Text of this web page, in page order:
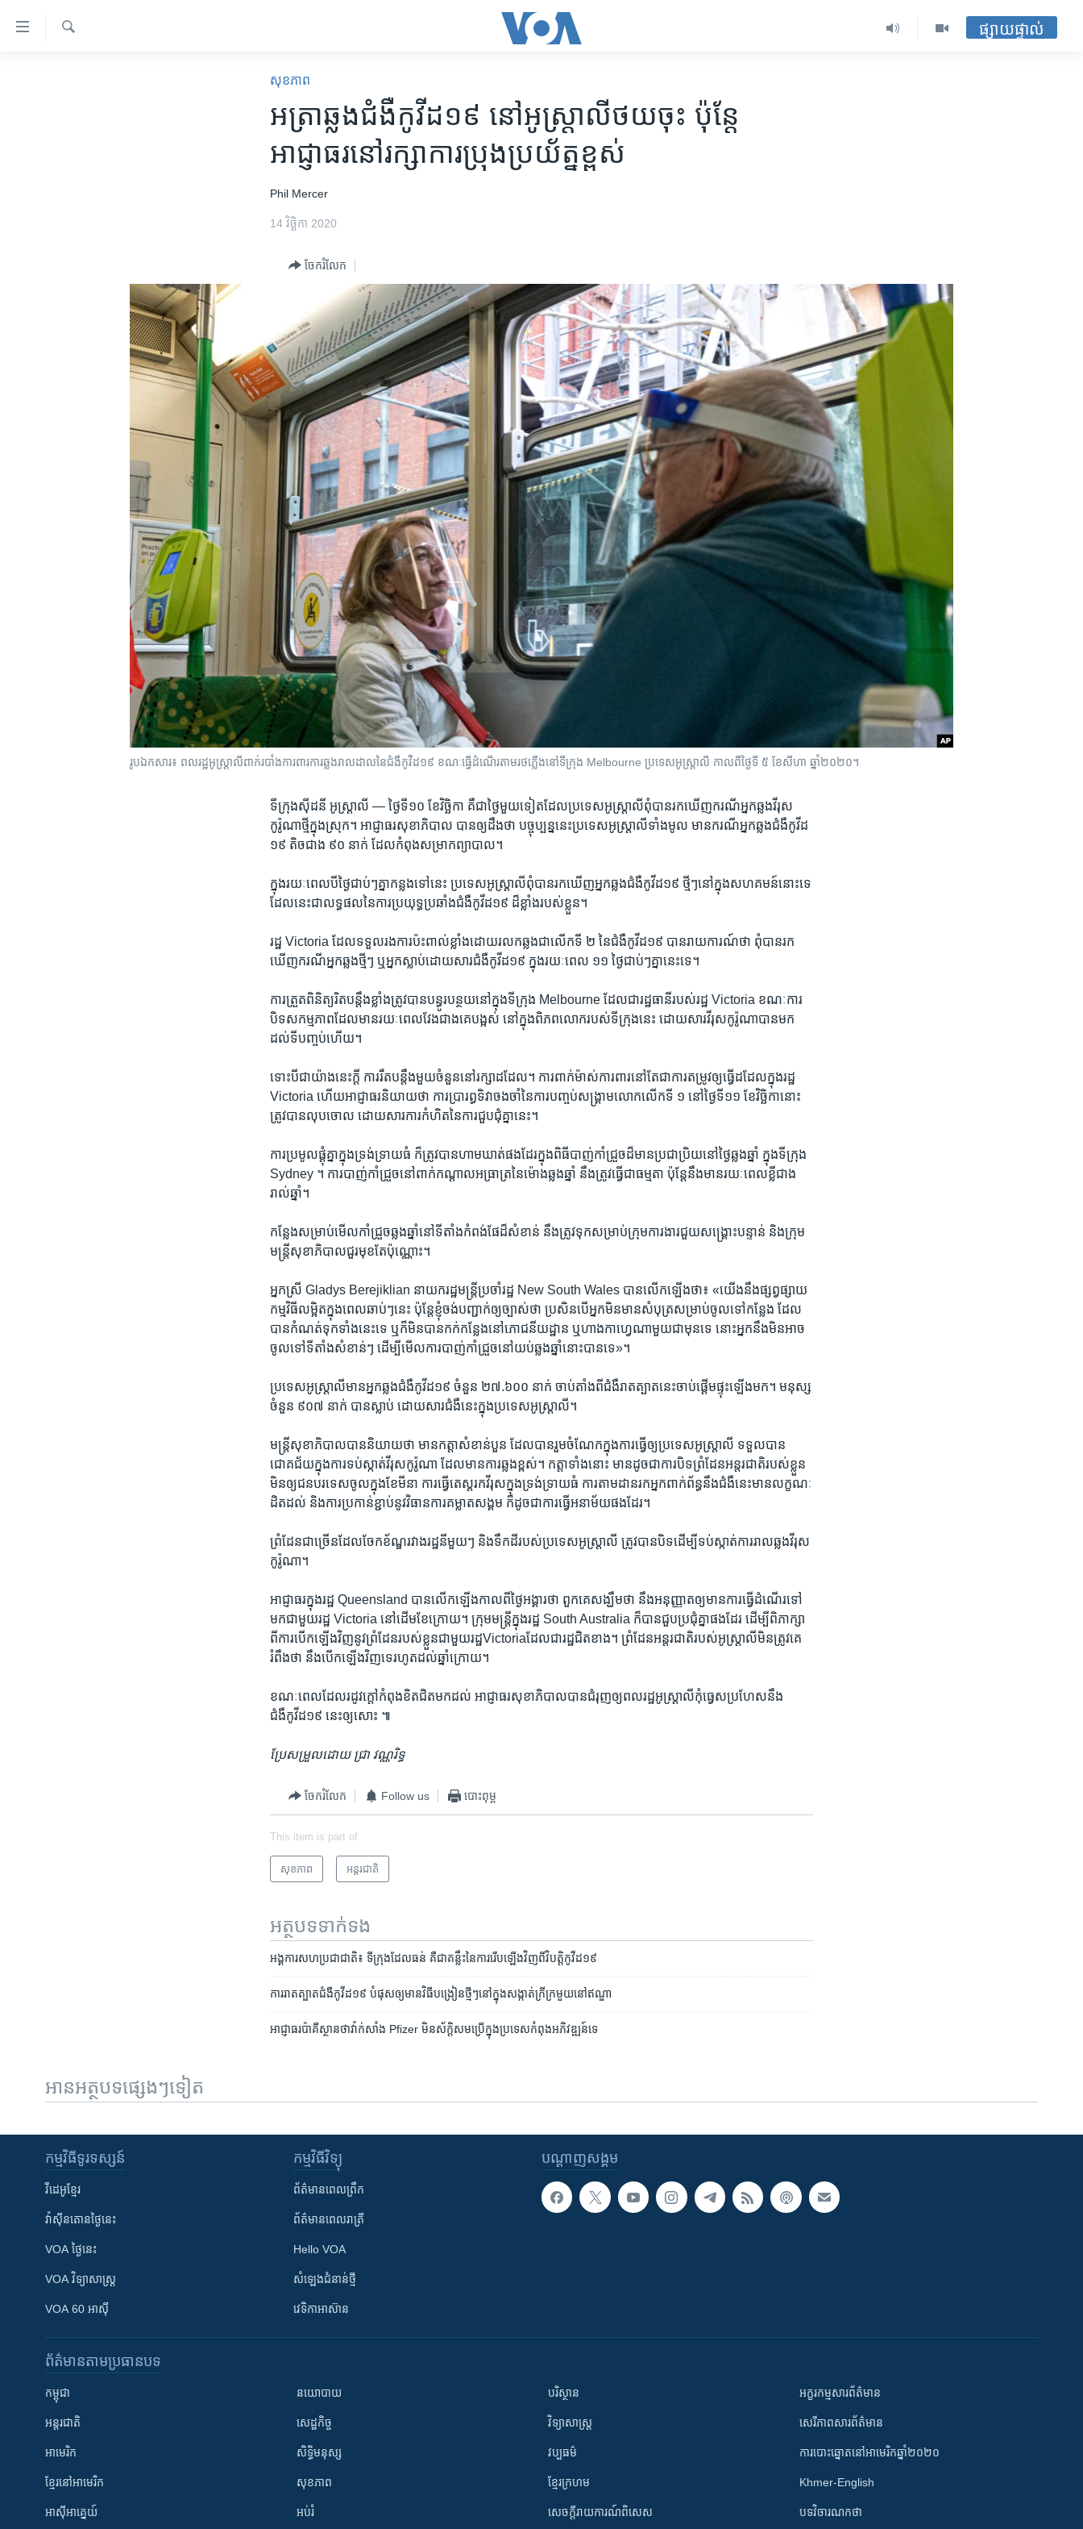
ទៅ​
ផ្សាយផ្ទាល់
សុខភាព
អត្រា​ឆ្លង​ជំងឺ​កូវីដ​១៩​ នៅ​អូស្រ្តាលី​ថយ​ចុះ​ ប៉ុន្តែ​
អាជ្ញាធរ​​នៅ​​រក្សា​ការ​ប្រុង​ប្រយ័ត្ន​​​ខ្ពស់
Phil Mercer
14 វិច្ឆិកា 2020
ចែករំលែក
រូបឯកសារ៖ ពលរដ្ឋអូស្ត្រាលីពាក់របាំងការពារការឆ្លងរាលដាលនៃជំងឺកូវីដ១៩ ខណៈធ្វើដំណើរតាមរថភ្លើងនៅទីក្រុង Melbourne ប្រទេសអូស្ត្រាលី កាលពីថ្ងៃទី ៥ ខែសីហា ឆ្នាំ២០២០។
ទីក្រុងស៊ីដនី អូស្ត្រាលី —ថ្ងៃទី១០ ខែវិច្ឆិកា គឺ​ជា​ថ្ងៃ​មួយ​ទៀត​ដែល​ប្រទេស​អូស្ត្រាលី​ពុំ​បាន​រក​ឃើញករណីអ្នក​ឆ្លងវីរុស​
កូរ៉ូណា​ថ្មីក្នុង​ស្រុក​។ អាជ្ញា​ធរ​សុខាភិបាល​ បាន​ឲ្យ​ដឹង​ថា​ បច្ចុប្បន្ន​នេះ​ប្រទេស​អូស្ត្រាលី​ទាំង​មូល​ មាន​ករណី​អ្នក​ឆ្លង​ជំងឺ​កូវីដ​
១៩ ​តិច​ជាង ​៩០ នាក់ ដែល​កំពុង​សម្រាក​ព្យាបាល។
ក្នុង​រយៈ​ពេល​បីថ្ងៃ​ជាប់ៗ​គ្នាកន្លង​ទៅ​នេះ​ ប្រទេស​អូស្ត្រាលី​ពុំ​បាន​រក​ឃើញ​អ្នក​ឆ្លង​ជំងឺ​កូវីដ​១៩ ​ថ្មី​ៗ​នៅ​ក្នុង​សហគមន៍​នោះ​ទេ​
ដែល​នេះ​ជា​លទ្ធផល​នៃការ​ប្រយុទ្ធ​ប្រឆាំង​ជំងឺ​កូវីដ​១៩ ​ដ៏​ខ្លាំង​របស់​ខ្លួន​។ ​
រដ្ឋ Victoria ដែល​ទទួលរងការ​ប៉ះ​ពាល់​ខ្លាំង​ដោយ​រលក​ឆ្លង​ជា​លើក​ទី ២ ​នៃ​ជំងឺ​កូវីដ​១៩ ​បានរាយការណ៍​ថា ​ពុំ​បាន​រក​
ឃើញ​ករណី​អ្នក​ឆ្លង​ថ្មីៗ​ ឬ​អ្នក​ស្លាប់ដោយ​សារជំងឺ​កូវីដ​១៩ ក្នុង​រយៈ​ពេល ​១១ ​ថ្ងៃ​ជាប់ៗ​គ្នា​នេះ​ទេ។
ការ​ត្រួត​ពិនិត្យ​រិត​បន្តឹងខ្លាំង​ត្រូវ​បាន​បន្ធូរបន្ថយ​នៅ​ក្នុង​ទី​ក្រុង Melbourne ដែល​ជា​រដ្ឋធានី​របស់​រដ្ឋ Victoria ខណៈ​ការ​
បិទ​សកម្មភាពដែល​មាន​រយៈ​ពេល​វែង​ជា​ង​គេ​បង្អស់ ​នៅ​ក្នុង​ពិភព​លោក​របស់​ទី​ក្រុង​នេះ​ ដោយ​សារ​វីរុស​កូរ៉ូណាបាន​មក​
ដល់​ទី​បញ្ចប់​ហើយ​។​
ទោះ​បី​ជា​យ៉ាង​នេះ​ក្តី​ ការ​រឹត​បន្តឹង​មួយ​ចំនួន​នៅ​រក្សា​ដដែល​។​ ការពាក់​ម៉ាស់​ការ​ពារ​នៅ​តែ​ជាការ​តម្រូវ​ឲ្យ​ធ្វើ​ដដែល​ក្នុង​រដ្ឋ​
Victoria​ ហើយ​អាជ្ញា​ធរ​និយាយ​ថា​ ការ​ប្រារព្ធ​ទិវា​ចងចាំនៃ​ការ​បញ្ចប់សង្គ្រាម​លោក​លើក​ទី ​១ នៅ​ថ្ងៃ​ទី១១​ ខែ​វិច្ឆិកា​នោះ
ត្រូវ​បាន​លុប​ចោល ​ដោយ​សារ​ការ​កំហិត​នៃ​ការ​ជួប​ជុំ​គ្នា​នេះ​។​
ការ​ប្រមូល​ផ្តុំ​គ្នា​ក្នុង​ទ្រង់​ទ្រាយ​ធំ​ ក៏​ត្រូវ​បាន​ហាម​ឃាត់​ផង​ដែរ​ក្នុងពិធី​បាញ់​កាំ​ជ្រួច​ដ៏មាន​ប្រជា​ប្រិយ​នៅ​ថ្ងៃ​ឆ្លង​ឆ្នាំ​ ក្នុង​ទី​ក្រុង
Sydney ។ ការ​បាញ់​កាំជ្រួ​ចនៅ​ពាក់​កណ្តាល​អធ្រាត្រ​នៃ​ម៉ោង​ឆ្លង​ឆ្នាំ នឹង​ត្រូវធ្វើជា​ធម្មតា ​ប៉ុន្តែនឹងមាន​រយៈ​ពេល​ខ្លី​ជាង​
រាល់​ឆ្នាំ។
កន្លែង​សម្រាប់​មើល​កាំជ្រួច​ឆ្លង​ឆ្នាំ​នៅទី​តាំង​កំពង់​ផែ​ដ៏​សំខាន់​ នឹង​ត្រូវ​ទុកសម្រាប់​ក្រុម​ការងារ​ជួយ​សង្គ្រោះ​បន្ទាន់ ​និង​ក្រុម​
មន្ត្រី​សុខាភិបាល​ជួរ​មុខ​តែ​ប៉ុណ្ណោះ។​
អ្នកស្រី Gladys Berejiklian នាយករដ្ឋមន្រ្តីប្រចាំរដ្ឋ New South Wales បានលើកឡើងថា៖ «យើងនឹងផ្សព្វផ្សាយ
កម្មវិធីលម្អិតក្នុងពេលឆាប់ៗនេះ ប៉ុន្តែខ្ញុំចង់បញ្ជាក់ឲ្យច្បាស់ថា ប្រសិនបើអ្នកមិនមានសំបុត្រសម្រាប់ចូលទៅកន្លែង ដែល
បានកំណត់ទុកទាំងនេះទេ ឬក៏មិនបានកក់កន្លែងនៅភោជនីយដ្ឋាន ឬហាងកាហ្វេណាមួយជាមុនទេ នោះអ្នកនឹងមិនអាច
ចូលទៅទីតាំងសំខាន់ៗ ដើម្បីមើលការបាញ់កាំជ្រួចនៅយប់ឆ្លងឆ្នាំនោះបានទេ»។
ប្រទេ​ស​អូស្ត្រាលី​មាន​អ្នក​ឆ្លង​ជំងឺកូវីដ​១៩ ​ចំនួន ​២៧.​៦០០ នាក់​ ចាប់​តាំង​ពី​ជំងឺ​រាតត្បាត​នេះ​ចាប់​ផ្តើម​ផ្ទុះ​ឡើងមក។ ​មនុស្ស​
ចំនួន ​៩០៧ នាក់​ បាន​ស្លាប់ ​ដោយ​សារ​ជំងឺ​នេះ​ក្នុង​ប្រទេស​អូស្ត្រាលី។​
មន្ត្រី​សុខាភិបាល​បាន​និយាយ​ថា ​មាន​កត្តា​សំខាន់​បួន ដែល​បាន​រួម​ចំណែក​ក្នុង​ការ​ធ្វើ​ឲ្យ​ប្រទេស​អូស្ត្រាលី ទទួល​បាន
ជោគជ័យ​ក្នុង​ការ​ទប់​ស្កាត់​វីរុស​កូរ៉ូណា ​ដែល​មាន​ការ​ឆ្លងខ្ពស់​។ កត្តា​ទាំងនោះ​ មាន​ដូចជា​ការ​បិទព្រំ​ដែន​អន្តរជាតិ​របស់ខ្លួន​
មិនឲ្យជន​បរទេសចូលក្នុងខែ​មីនា​ ការ​ធ្វើតេស្ត​រក​វីរុស​ក្នុង​ទ្រង់​ទ្រាយ​ធំ​ ការ​តាម​ដាន​រក​អ្នក​ពាក់​ព័ន្ធ​នឹង​ជំងឺ​នេះ​មាន​លក្ខណៈ​
ដិត​ដល់ ​និង​ការ​ប្រកាន់​ខ្ជាប់​នូវ​វិធាន​ការ​គម្លាត​សង្គម​ ក៏​ដូច​ជា​ការ​ធ្វើអនាម័យ​ផង​ដែរ។
ព្រំដែន​ជា​ច្រើន​ដែល​ចែក​ខ័ណ្ឌ​រវាង​រដ្ឋនីមួយៗ​ និង​ទឹក​ដី​របស់ប្រទេស​អូស្ត្រាលី​ ត្រូវ​បាន​បិទ​ដើម្បី​ទប់​ស្កាត់​ការ​រាល​ឆ្លង​វីរុស​
កូរ៉ូណា​។
អាជ្ញាធរ​ក្នុង​រដ្ឋ​ Queensland​ បាន​លើក​ឡើង​កាល​ពី​ថ្ងៃ​អង្គារ​ថា ​ពួក​គេ​សង្ឃឹមថា នឹង​អនុញ្ញាត​ឲ្យ​មាន​ការ​ធ្វើ​ដំណើរ​ទៅ​
មក​ជា​មួយ​រដ្ឋ Victoria នៅ​ដើម​ខែ​ក្រោយ។ ក្រុម​មន្ត្រី​ក្នុងរដ្ឋ​ South Australia​ ក៏​បាន​ជួប​ប្រជុំ​គ្នា​ផង​ដែរ ដើម្បី​ពិភាក្សា​
ពី​ការ​បើ​ក​ឡើង​វិញ​នូវ​ព្រំដែន​របស់​ខ្លួន​ជាមួយ​រដ្ឋ​Victoria​ដែល​ជា​រដ្ឋ​ជិត​ខាង។ ព្រំដែន​អន្តរជាតិ​របស់​អូស្រ្តាលី​មិ​ន​ត្រូវ​គេ​
រំពឹង​ថា ​នឹង​បើ​កឡើង​វិញ​ទេ​រហូត​ដល់​ឆ្នាំ​ក្រោយ។
ខណៈ​ពេល​ដែល​រដូវ​ក្តៅ​កំពុង​ខិត​ជិត​មក​ដល់​ អាជ្ញាធរ​សុខាភិបាល​បានជំរុញ​ឲ្យ​ពល​រដ្ឋអូស្ត្រាលី​កុំ​ធ្វេសប្រហែស​នឹង​
ជំងឺកូវីដ១៩​ នេះ​ឲ្យ​សោះ ៕
ប្រែសម្រួលដោយ ជ្រា វណ្ណរិទ្ធ
ចែករំលែក Follow us បោះពុម្ព
This item is part of
សុខភាព អន្តរជាតិ
អត្ថបទ​ទាក់ទង
អង្គការសហប្រជាជាតិ៖ ទីក្រុង​ដែល​ធន់ គឺជា​គន្លឹះ​នៃ​ការ​រើប​ឡើង​វិញ​ពី​វិបត្តិ​កូវីដ១៩
ការ​រាតត្បាត​ជំងឺ​កូវីដ១៩ ​បំផុស​​ឲ្យ​មាន​វិធី​បង្រៀន​ថ្មីៗ​នៅ​ក្នុង​សង្កាត់​​​ក្រី​ក្រ​មួយ​នៅ​ឥណ្ឌា
អាជ្ញាធរ​ប៉ាគីស្ថាន​ថា​វ៉ាក់សាំង Pfizer មិន​ស័ក្ដិសម​ប្រើ​ក្នុង​ប្រទេស​កំពុង​អភិវឌ្ឍន៍​ទេ
អានអត្ថបទផ្សេងៗទៀត
បណ្តាញ​សង្គម
កម្មវិធី​ទូរទស្សន៍
វីដេអូ​ខ្មែរ
វ៉ាស៊ីនតោន​ថ្ងៃ​នេះ
VOA ថ្ងៃនេះ
VOA ​វិទ្យាសាស្ត្រ
VOA 60 អាស៊ី
កម្មវិធី​វិទ្យុ
ព័ត៌មាន​ពេល​ព្រឹក
ព័ត៌មាន​​ពេល​រាត្រី
Hello VOA
សំឡេង​ជំនាន់​ថ្មី
វេទិកា​អាស៊ាន
ព័ត៌មាន​តាមប្រធានបទ​
កម្ពុជា
អន្តរជាតិ
អាមេរិក
ខ្មែរ​នៅអាមេរិក
អាស៊ីអាគ្នេយ៍
នយោបាយ
សេដ្ឋកិច្ច
សិទ្ធិមនុស្ស
សុខភាព
អប់រំ
បរិស្ថាន
វិទ្យាសាស្រ្ត
វប្បធម៌
ខ្មែរក្រហម
សេចក្តីរាយការណ៍ពិសេស
អក្ខរកម្មសារព័ត៌មាន
សេរីភាពសារព័ត៌មាន
ការបោះឆ្នោតនៅអាមេរិកឆ្នាំ២០២០
Khmer-English
បទវិចារណកថា